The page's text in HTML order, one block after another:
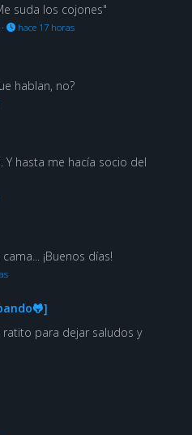
suda los cojones"
· hace 17 horas
hablan, no?
Y hasta me hacía socio del
¡Buenos días!
ratito para dejar saludos y